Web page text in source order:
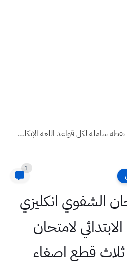
اسئلة رياضيات الشهر الاول بعد نصف السنة شهر اذار خامس...
1
الشفوي انكليزي
لامتحان
قطع اصغاء